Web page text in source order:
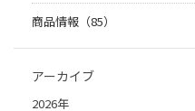
商品情報（85）
アーカイブ
2026年